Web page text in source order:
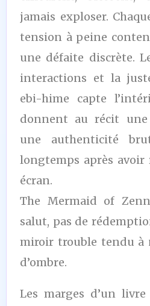
jamais exploser.
tension à peine
une défaite discrète.
interactions et la
ebi-hime capte
donnent au récit une
une authenticité
longtemps après
écran.
The Mermaid of
salut, pas de
miroir trouble tendu à
d’ombre.
Les marges d’un